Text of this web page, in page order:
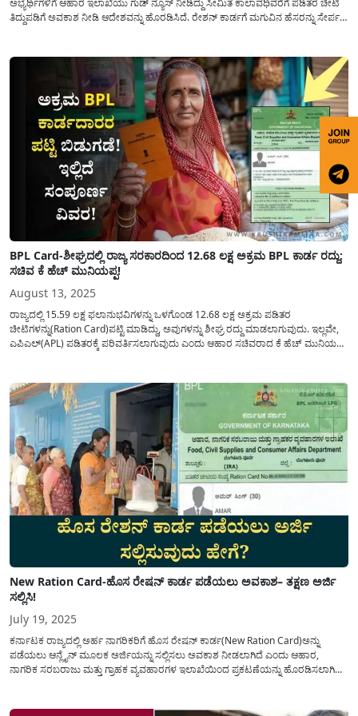
ತಿದ್ದುಪಡಿಗೆ ಅವಕಾಶ ನೀಡಿ ಆದೇಶವನ್ನು ಹೊರಡಿಸಿದೆ. ರೇಶನ್ ಕಾರ್ಡಗೆ ಮಗುವಿನ ಹೆಸರನ್ನು ಸೇರ್ಪಡೆ
BPL Card-ಶೀಘ್ರದಲ್ಲಿ ರಾಜ್ಯ ಸರಕಾರದಿಂದ 12.68 ಲಕ್ಷ ಅಕ್ರಮ BPL ಕಾರ್ಡ ರದ್ದು:
ಸಚಿವ ಕೆ ಹೆಚ್ ಮುನಿಯಪ್ಪ!
August 13, 2025
ರಾಜ್ಯದಲ್ಲಿ 15.59 ಲಕ್ಷ ಫಲಾನುಭವಿಗಳನ್ನು ಒಳಗೊಂಡ 12.68 ಲಕ್ಷ ಅಕ್ರಮ ಪಡಿತರ
ಚೀಟಿಗಳನ್ನು(Ration Card)ಪಟ್ಟಿ ಮಾಡಿದ್ದು, ಅವುಗಳನ್ನು ಶೀಘ್ರ ರದ್ದು ಮಾಡಲಾಗುವುದು. ಇಲ್ಲವೇ,
ಎಪಿಎಲ್(APL) ಪಡಿತರಕ್ಕೆ ಪರಿವರ್ತಿಸಲಾಗುವುದು ಎಂದು ಆಹಾರ ಸಚಿವರಾದ ಕೆ ಹೆಚ್ ಮುನಿಯಪ್ಪ
New Ration Card-ಹೊಸ ರೇಷನ್ ಕಾರ್ಡ ಪಡೆಯಲು ಅವಕಾಶ– ತಕ್ಷಣ ಅರ್ಜಿ
ಸಲ್ಲಿಸಿ!
July 19, 2025
ಕರ್ನಾಟಕ ರಾಜ್ಯದಲ್ಲಿ ಅರ್ಹ ನಾಗರಿಕರಿಗೆ ಹೊಸ ರೇಷನ್ ಕಾರ್ಡ(New Ration Card)ಅನ್ನು
ಪಡೆಯಲು ಆನ್ಲೈನ್ ಮೂಲಕ ಅರ್ಜಿಯನ್ನು ಸಲ್ಲಿಸಲು ಅವಕಾಶ ನೀಡಲಾಗಿದೆ ಎಂದು ಆಹಾರ,
ನಾಗರಿಕ ಸರಬರಾಜು ಮತ್ತು ಗ್ರಾಹಕ ವ್ಯವಹಾರಗಳ ಇಲಾಖೆಯಿಂದ ಪ್ರಕಟಣೆಯನ್ನು ಹೊರಡಿಸಲಾಗಿದ್ದು,